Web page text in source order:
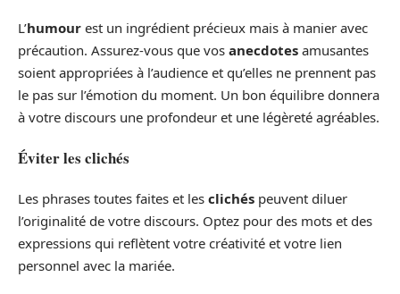
L’humour est un ingrédient précieux mais à manier avec
précaution. Assurez-vous que vos anecdotes amusantes
soient appropriées à l’audience et qu’elles ne prennent pas
le pas sur l’émotion du moment. Un bon équilibre donnera
à votre discours une profondeur et une légèreté agréables.
Éviter les clichés
Les phrases toutes faites et les clichés peuvent diluer
l’originalité de votre discours. Optez pour des mots et des
expressions qui reflètent votre créativité et votre lien
personnel avec la mariée.